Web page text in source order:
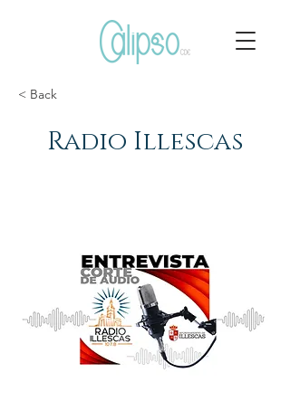
< Back
Radio Illescas